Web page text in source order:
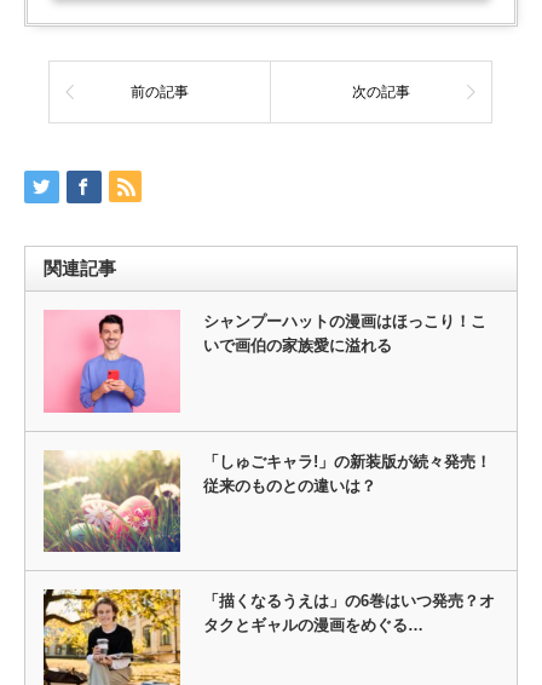
前の記事 次の記事
関連記事
シャンプーハットの漫画はほっこり！こ
いで画伯の家族愛に溢れる
「しゅごキャラ!」の新装版が続々発売！
従来のものとの違いは？
「描くなるうえは」の6巻はいつ発売？オ
タクとギャルの漫画をめぐる…